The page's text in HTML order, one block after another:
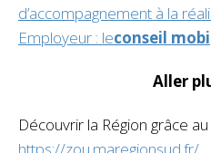
d’accompagnement à la
Employeur : leconseil
Aller
Découvrir la Région grâce